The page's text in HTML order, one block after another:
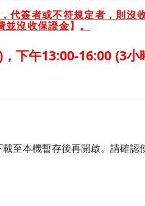
代簽者或不符規定者，則沒
並沒收保證金】 。
，下午13:00-16:00 (3小
至本機暫存後再開啟。請確認